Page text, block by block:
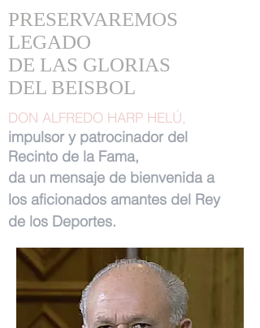
PRESERVAREMOS
LEGADO
DE LAS GLORIAS
DEL BEISBOL
DON ALFREDO HARP HELÚ,
impulsor y patrocinador del
Recinto de la Fama,
da un mensaje de bienvenida a
los aficionados amantes del Rey
de los Deportes.